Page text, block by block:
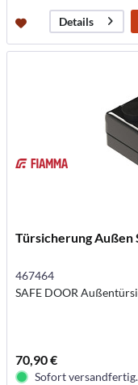
Details
Türsicherung Außen
467464
SAFE DOOR
70,90 €
Sofort